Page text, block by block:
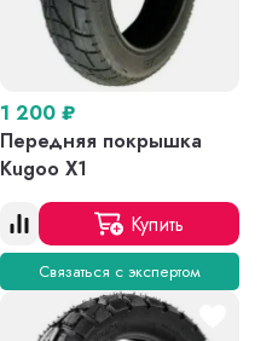
1 200 ₽
Передняя покрышка
Kugoo X1
Купить
Связаться с экспертом